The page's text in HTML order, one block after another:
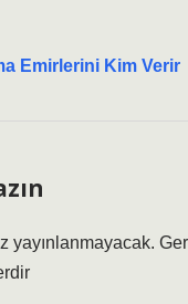
Emirlerini Kim Verir
yayınlanmayacak.